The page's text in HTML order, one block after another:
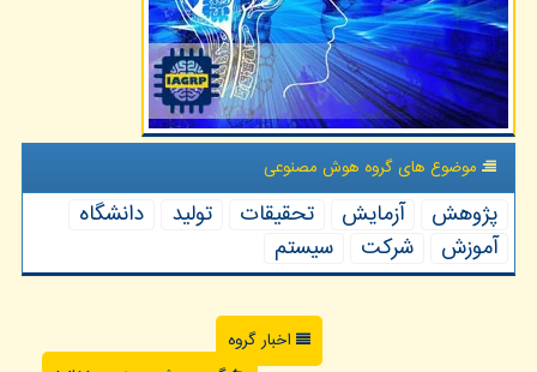
موضوع های گروه هوش مصنوعی
پژوهش آزمایش تحقیقات تولید
دانشگاه
آموزش
شركت سیستم
اخبار گروه